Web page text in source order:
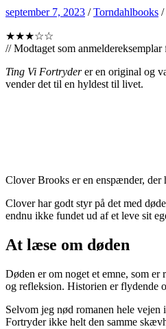
september 7, 2023 /Torndahlbooks /
★★★☆☆
// Modtaget som
Ting Vi Fortryderer en original og
vender det til en hyldest til livet.
Clover Brooks er en enspænder,
Clover har godt styr på det med
endnu ikke fundet ud af et leve sit
At læse om døden
Døden er om noget et emne, som
og refleksion. Historien er flydende
Selvom jeg nød romanen hele
Fortryder ikke helt den samme